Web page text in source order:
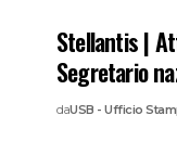
Stellantis |
Segretario
daUSB - Ufficio